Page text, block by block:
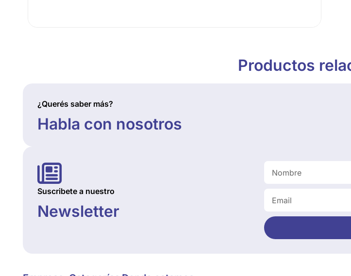
Productos
¿Querés saber más?
Habla con nosotros
Suscribete a nuestro
Newsletter